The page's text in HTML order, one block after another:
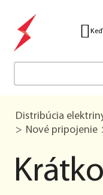
Distribúcia
Nové pripojenie